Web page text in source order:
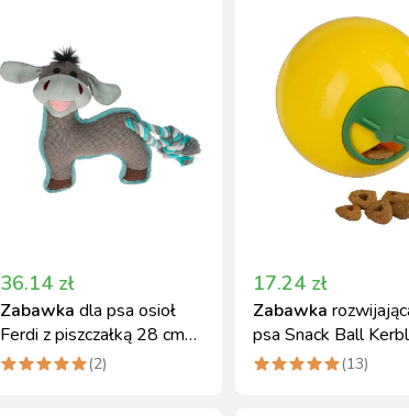
36.14 zł
Zabawka dla psa osioł
Ferdi z piszczałką 28 cm
szaro-turkusowa
(2)
17.24 zł
Zabawka
psa Snack Ball
cm żółta
(13)